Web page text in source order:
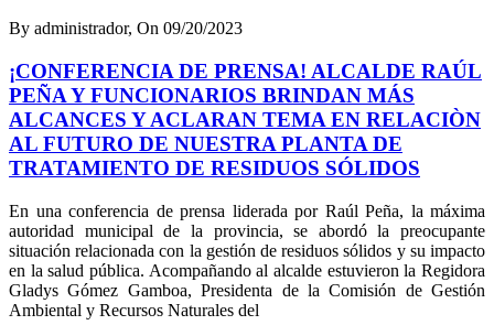
By administrador, On 09/20/2023
¡CONFERENCIA DE PRENSA! ALCALDE RAÚL
PEÑA Y FUNCIONARIOS BRINDAN MÁS
ALCANCES Y ACLARAN TEMA EN RELACIÒN
AL FUTURO DE NUESTRA PLANTA DE
TRATAMIENTO DE RESIDUOS SÓLIDOS
En una conferencia de prensa liderada por Raúl Peña, la máxima
autoridad municipal de la provincia, se abordó la preocupante
situación relacionada con la gestión de residuos sólidos y su impacto
en la salud pública. Acompañando al alcalde estuvieron la Regidora
Gladys Gómez Gamboa, Presidenta de la Comisión de Gestión
Ambiental y Recursos Naturales del